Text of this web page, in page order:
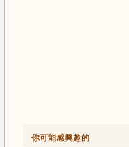
你可能感興趣的